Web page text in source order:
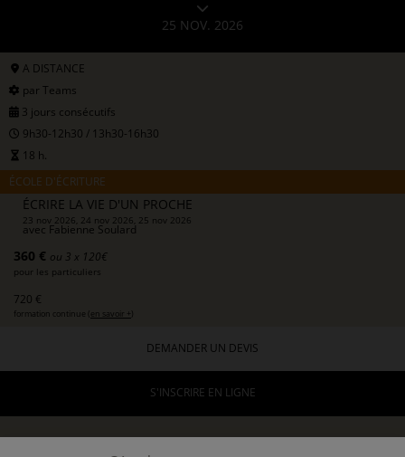
25 NOV. 2026
A DISTANCE
par Teams
3 jours consécutifs
9h30-12h30 / 13h30-16h30
18 h.
ÉCOLE D'ÉCRITURE
ÉCRIRE LA VIE D'UN PROCHE
23 nov 2026, 24 nov 2026, 25 nov 2026
avec Fabienne Soulard
360 € ou 3 x 120€
pour les particuliers
720 €
formation continue ( en savoir + )
DEMANDER UN DEVIS
S'INSCRIRE EN LIGNE